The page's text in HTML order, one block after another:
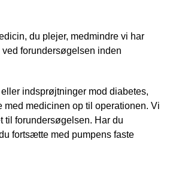
du plejer, medmindre vi har
forundersøgelsen inden
indsprøjtninger mod diabetes,
med medicinen op til operationen. Vi
til forundersøgelsen. Har du
fortsætte med pumpens faste